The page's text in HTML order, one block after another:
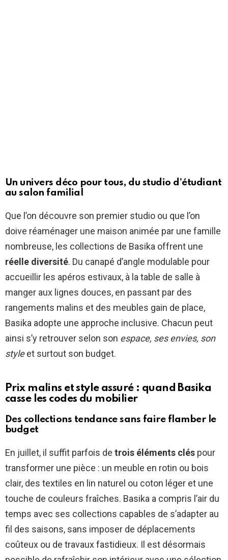
Un univers déco pour tous, du studio d’étudiant
au salon familial
Que l’on découvre son premier studio ou que l’on
doive réaménager une maison animée par une famille
nombreuse, les collections de Basika offrent une
réelle diversité. Du canapé d’angle modulable pour
accueillir les apéros estivaux, à la table de salle à
manger aux lignes douces, en passant par des
rangements malins et des meubles gain de place,
Basika adopte une approche inclusive. Chacun peut
ainsi s’y retrouver selon son espace, ses envies, son
styleet surtout son budget.
Prix malins et style assuré : quand Basika
casse les codes du mobilier
Des collections tendance sans faire flamber le
budget
En juillet, il suffit parfois de trois éléments clés pour
transformer une pièce : un meuble en rotin ou bois
clair, des textiles en lin naturel ou coton léger et une
touche de couleurs fraîches. Basika a compris l’air du
temps avec ses collections capables de s’adapter au
fil des saisons, sans imposer de déplacements
coûteux ou de travaux fastidieux. Il est désormais